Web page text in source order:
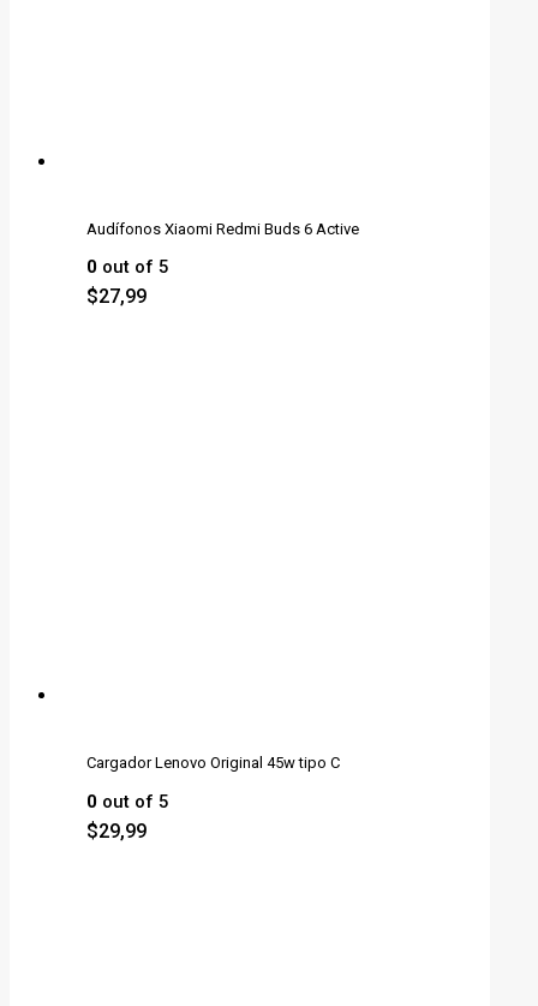
Audífonos Xiaomi Redmi Buds 6 Active
0 out of 5
$27,99
Cargador Lenovo Original 45w tipo C
0 out of 5
$29,99